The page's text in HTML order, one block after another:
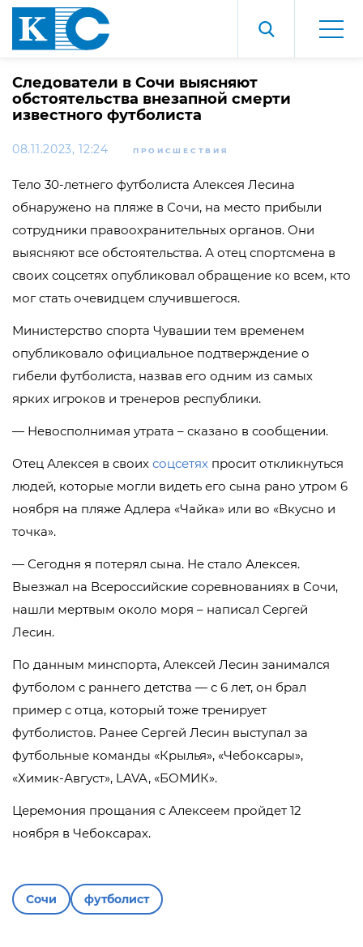
Следователи в Сочи выясняют
обстоятельства внезапной смерти
известного футболиста
08.11.2023, 12:24 ПРОИСШЕСТВИЯ
Тело 30-летнего футболиста Алексея Лесина
обнаружено на пляже в Сочи, на место прибыли
сотрудники правоохранительных органов. Они
выясняют все обстоятельства. А отец спортсмена в
своих соцсетях опубликовал обращение ко всем, кто
мог стать очевидцем случившегося.
Министерство спорта Чувашии тем временем
опубликовало официальное подтверждение о
гибели футболиста, назвав его одним из самых
ярких игроков и тренеров республики.
— Невосполнимая утрата – сказано в сообщении.
Отец Алексея в своих соцсетях просит откликнуться
людей, которые могли видеть его сына рано утром 6
ноября на пляже Адлера «Чайка» или во «Вкусно и
точка».
— Сегодня я потерял сына. Не стало Алексея.
Выезжал на Всероссийские соревнованиях в Сочи,
нашли мертвым около моря – написал Сергей
Лесин.
По данным минспорта, Алексей Лесин занимался
футболом с раннего детства — с 6 лет, он брал
пример с отца, который тоже тренирует
футболистов. Ранее Сергей Лесин выступал за
футбольные команды «Крылья», «Чебоксары»,
«Химик-Август», LAVA, «БОМИК».
Церемония прощания с Алексеем пройдет 12
ноября в Чебоксарах.
Сочи футболист